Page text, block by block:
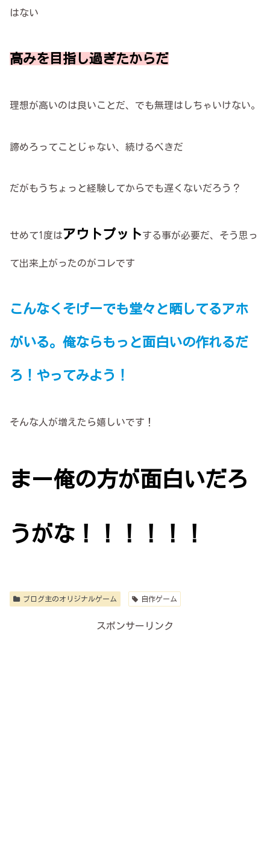
はない
高みを目指し過ぎたからだ
理想が高いのは良いことだ、でも無理はしちゃいけない。
諦めろってことじゃない、続けるべきだ
だがもうちょっと経験してからでも遅くないだろう？
せめて1度はアウトプットする事が必要だ、そう思っ
て出来上がったのがコレです
こんなくそげーでも堂々と晒してるアホ
がいる。俺ならもっと面白いの作れるだ
ろ！やってみよう！
そんな人が増えたら嬉しいです！
まー俺の方が面白いだろ
うがな！！！！！！
ブログ主のオリジナルゲーム 自作ゲーム
スポンサーリンク